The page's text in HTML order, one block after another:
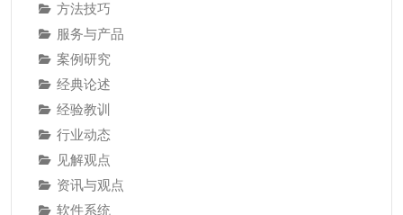
方法技巧
服务与产品
案例研究
经典论述
经验教训
行业动态
见解观点
资讯与观点
软件系统